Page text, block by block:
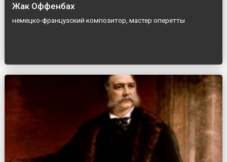
Жак Оффенбах
немецко-французский композитор, мастер оперетты